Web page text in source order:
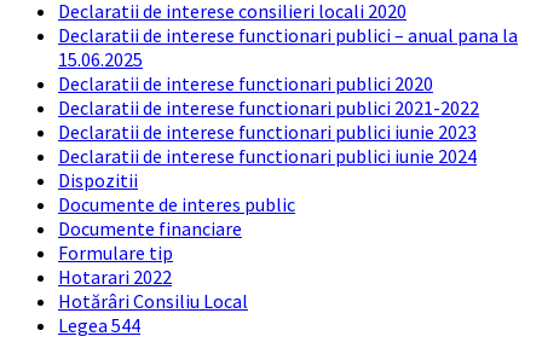
Declaratii de interese consilieri locali 2020
Declaratii de interese functionari publici – anual pana la
15.06.2025
Declaratii de interese functionari publici 2020
Declaratii de interese functionari publici 2021-2022
Declaratii de interese functionari publici iunie 2023
Declaratii de interese functionari publici iunie 2024
Dispozitii
Documente de interes public
Documente financiare
Formulare tip
Hotarari 2022
Hotărâri Consiliu Local
Legea 544